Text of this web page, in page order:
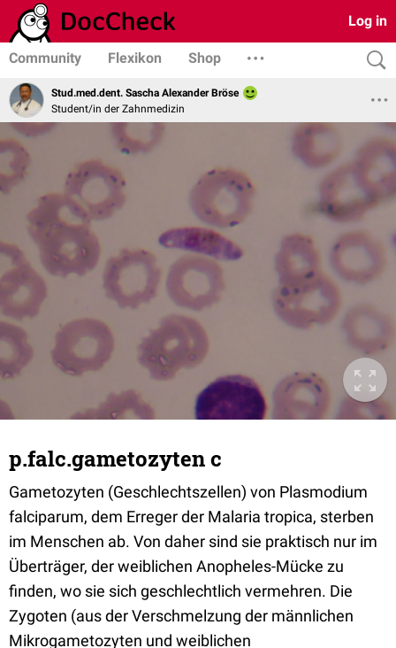
Log in
Community Flexikon Shop
Stud.med.dent. Sascha Alexander Bröse
Student/in der Zahnmedizin
p.falc.gametozyten c
Gametozyten (Geschlechtszellen) von Plasmodium
falciparum, dem Erreger der Malaria tropica, sterben
im Menschen ab. Von daher sind sie praktisch nur im
Überträger, der weiblichen Anopheles-Mücke zu
finden, wo sie sich geschlechtlich vermehren. Die
Zygoten (aus der Verschmelzung der männlichen
Mikrogametozyten und weiblichen